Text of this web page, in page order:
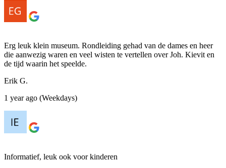
Erg leuk klein museum. Rondleiding gehad van de dames en heer
die aanwezig waren en veel wisten te vertellen over Joh. Kievit en
de tijd waarin het speelde.
Erik G.
1 year ago (Weekdays)
Informatief, leuk ook voor kinderen